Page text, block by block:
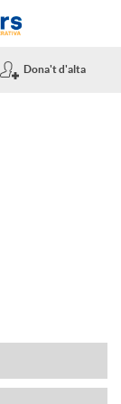
Dona't d'alta